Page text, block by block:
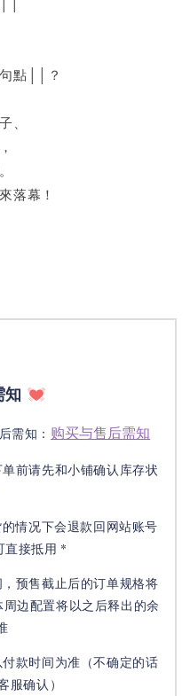
點││？
、
落幕！
知
需知： 购买与售后需知
前请先和小铺确认库存状
情况下会退款回网站账号
直接抵用 *
预售截止后的订单规格将
边配置将以之后释出的余
款时间为准（不确定的话
服确认）